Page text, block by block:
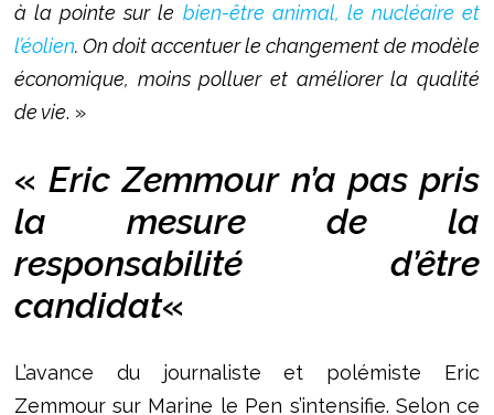
à la pointe sur le bien-être animal, le nucléaire et
l’éolien. On doit accentuer le changement de modèle
économique, moins polluer et améliorer la qualité
de vie. »
«Eric Zemmour n’a pas pris
la mesure de la
responsabilité d’être
candidat«
L’avance du journaliste et polémiste Eric
Zemmour sur Marine le Pen s’intensifie. Selon ce